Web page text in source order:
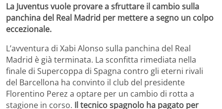
La Juventus vuole provare a sfruttare il cambio sulla
panchina del Real Madrid per mettere a segno un colpo
eccezionale.
L’avventura di Xabi Alonso sulla panchina del Real
Madrid è già terminata. La sconfitta rimediata nella
finale di Supercoppa di Spagna contro gli eterni rivali
del Barcellona ha convinto il club del presidente
Florentino Perez a optare per un cambio di rotta a
stagione in corso. Il tecnico spagnolo ha pagato per